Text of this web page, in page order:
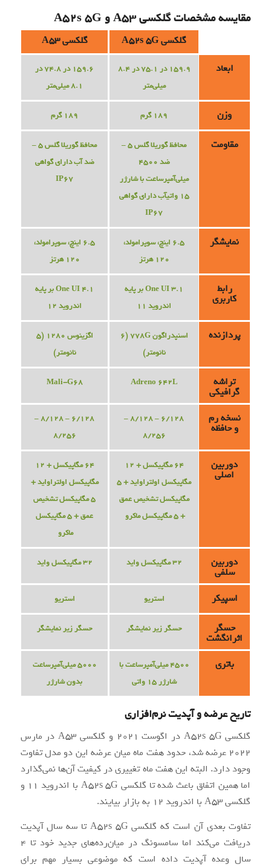
مقایسه مشخصات گلکسی A53 و A52s 5G
گلکسی A52s 5G
گلکسی A53
ابعاد
159.9 در 75.1 در 8.4
میلی‌متر
159.6 در 74.8 در
8.1 میلی‌متر
وزن 189 گرم 189 گرم
مقاومت
محافظ گوریلا گلس 5 –
ضد 4500
میلی‌آمپرساعت با شارژر
15 واتیآب دارای گواهی
IP67
محافظ گوریلا گلس 5 –
ضد آب دارای گواهی
IP67
نمایشگر
6.5 اینچ، سوپرامولد،
120 هرتز
6.5 اینچ، سوپرامولد،
120 هرتز
رابط
کاربری
One UI 3.1 بر پایه
اندروید 11
One UI 4.1 بر پایه
اندروید 12
پردازنده
اسنپدراگون 778G (6
نانومتر)
اگزینوس 1280 (5
نانومتر)
تراشه
گرافیکی
Adreno 642L
Mali-G68
نسخه رم
و حافظه
6/128 – 8/128 –
8/256
6/128 – 8/128 –
8/256
دوربین
اصلی
64 مگاپیکسل + 12
مگاپیکسل اولتراواید + 5
مگاپیکسل تشخیص عمق
+ 5 مگاپیکسل ماکرو
64 مگاپیکسل + 12
مگاپیکسل اولتراواید +
5 مگاپیکسل تشخیص
عمق + 5 مگاپیکسل
ماکرو
دوربین
سلفی
32 مگاپیکسل واید 32 مگاپیکسل واید
اسپیکر استریو استریو
حسگر
اثرانگشت
حسگر زیر نمایشگر حسگر زیر نمایشگر
باتری
4500 میلی‌آمپرساعت با
شارژر 15 واتی
5000 میلی‌آمپرساعت
بدون شارژر
تاریخ عرضه و آپدیت نرم‌افزاری
گلکسی A52s 5G در اگوست 2021 و گلکسی A53 در مارس
2022 عرضه شد، حدود هفت ماه میان عرضه این دو مدل تفاوت
وجود دارد. البته این هفت ماه تغییری در کیفیت آن‌ها نمی‌گذارد
اما همین اتفاق باعث شده تا گلکسی A52s 5G با اندروید 11 و
گلکسی A53 با اندروید 12 به بازار بیایند.
تفاوت بعدی آن است که گلکسی A52s 5G تا سه سال آپدیت
دریافت می‌کند اما سامسونگ در میان‌رده‌های جدید خود تا 4
سال وعده آپدیت داده است که موضوعی بسیار مهم برای